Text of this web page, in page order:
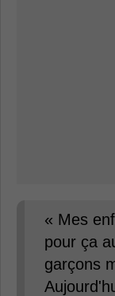
« Mes
pour ça
garçons